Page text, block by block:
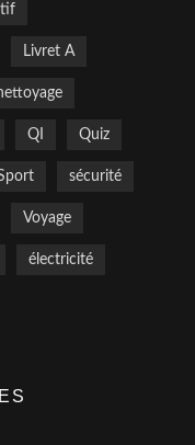
Livret A
QI Quiz
sécurité
Voyage
électricité